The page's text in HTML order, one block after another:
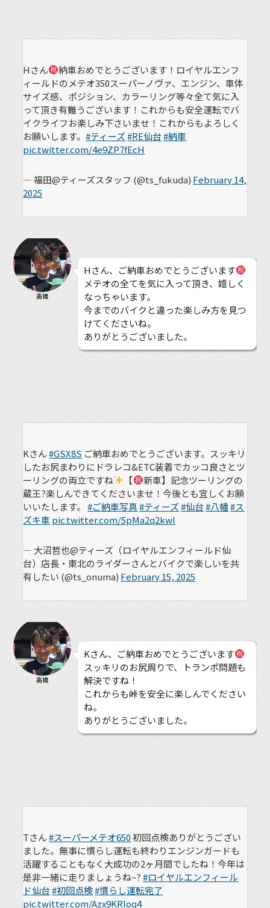
Hさん
納車おめでとうございます！ロイヤルエンフ
ィールドのメテオ350スーパーノヴァ、エンジン、車体
サイズ感、ポジション、カラーリング等々全て気に入
って頂き有難うございます！これからも安全運転でバ
イクライフお楽しみ下さいませ！これからもよろしく
お願いします。#ティーズ#RE仙台#納車
pic.twitter.com/4e9ZP7fEcH
— 福田@ティーズスタッフ (@ts_fukuda) February 14,
2025
高橋
Hさん、ご納車おめでとうございます
メテオの全てを気に入って頂き、嬉しく
なっちゃいます。
今までのバイクと違った楽しみ方を見つ
けてくださいね。
ありがとうございました。
Kさん#GSX8S ご納車おめでとうございます。スッキリ
したお尻まわりにドラレコ&ETC装着でカッコ良さとツ
ーリングの両立ですね
【
新車】記念ツーリングの
蔵王?楽しんできてくださいませ！今後とも宜しくお願
いいたします。#ご納車写真#ティーズ#仙台#八幡#ス
ズキ車pic.twitter.com/5pMa2q2kwI
— 大沼哲也@ティーズ（ロイヤルエンフィールド仙
台）店長・東北のライダーさんとバイクで楽しいを共
有したい (@ts_onuma) February 15, 2025
高橋
Kさん、ご納車おめでとうございます
スッキリのお尻周りで、トランポ問題も
解決ですね！
これからも峠を安全に楽しんでください
ね。
ありがとうございました。
Tさん#スーパーメテオ650初回点検ありがとうござい
ました。無事に慣らし運転も終わりエンジンガードも
活躍することもなく大成功の2ヶ月間でしたね！今年は
是非一緒に走りましょうね~?#ロイヤルエンフィール
ド仙台#初回点検#慣らし運転完了
pic.twitter.com/Azx9KRloq4